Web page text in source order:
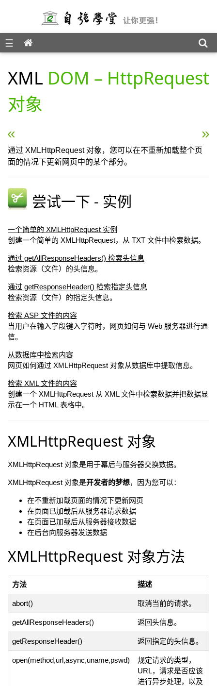
☰
XML DOM – HttpRequest
对象
« XML DOM – Comment 对象XML DOM Parse Error
通过 XMLHttpRequest 对象，您可以在不重新加载整个页
面的情况下更新网页中的某个部分。
尝试一下 - 实例
一个简单的 XMLHttpRequest 实例
创建一个简单的 XMLHttpRequest，从 TXT 文件中检索数据。
通过 getAllResponseHeaders() 检索头信息
检索资源（文件）的头信息。
通过 getResponseHeader() 检索指定头信息
检索资源（文件）的指定头信息。
检索 ASP 文件的内容
当用户在输入字段键入字符时，网页如何与 Web 服务器进行通
信。
从数据库中检索内容
网页如何通过 XMLHttpRequest 对象从数据库中提取信息。
检索 XML 文件的内容
创建一个 XMLHttpRequest 从 XML 文件中检索数据并把数据显
示在一个 HTML 表格中。
XMLHttpRequest 对象
XMLHttpRequest 对象是用于幕后与服务器交换数据。
XMLHttpRequest 对象是开发者的梦想，因为您可以：
在不重新加载页面的情况下更新网页
在页面已加载后从服务器请求数据
在页面已加载后从服务器接收数据
在后台向服务器发送数据
XMLHttpRequest 对象方法
方法 描述
abort() 取消当前的请求。
getAllResponseHeaders() 返回头信息。
getResponseHeader() 返回指定的头信息。
open(method,url,async,uname,pswd)
规定请求的类型，
URL，请求是否应该
进行异步处理，以及